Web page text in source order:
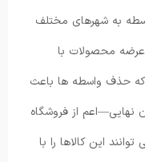
به شهرهای مختلف
عرضه محصولات با
که حذف واسطه ها باعث
از فروشگاه
این کالاها را با